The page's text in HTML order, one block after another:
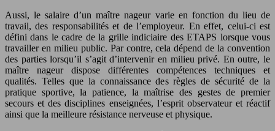
Aussi, le salaire d’un maître nageur varie en fonction du lieu de
travail, des responsabilités et de l’employeur. En effet, celui-ci est
défini dans le cadre de la grille indiciaire des ETAPS lorsque vous
travailler en milieu public. Par contre, cela dépend de la convention
des parties lorsqu’il s’agit d’intervenir en milieu privé. En outre, le
maître nageur dispose différentes compétences techniques et
qualités. Telles que la connaissance des règles de sécurité de la
pratique sportive, la patience, la maîtrise des gestes de premier
secours et des disciplines enseignées, l’esprit observateur et réactif
ainsi que la meilleure résistance nerveuse et physique.